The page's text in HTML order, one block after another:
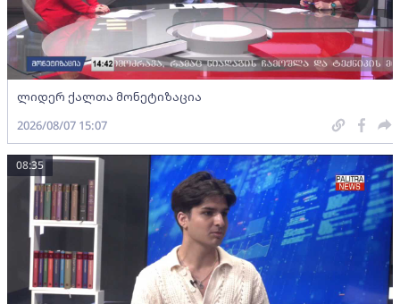
ლიდერ ქალთა მონეტიზაცია
2026/08/07 15:07
08:35